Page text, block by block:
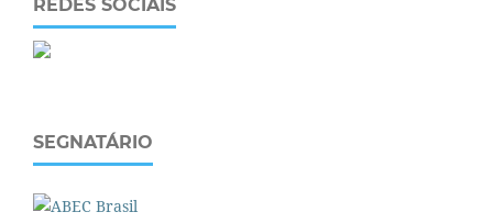
REDES SOCIAIS
SEGNATÁRIO